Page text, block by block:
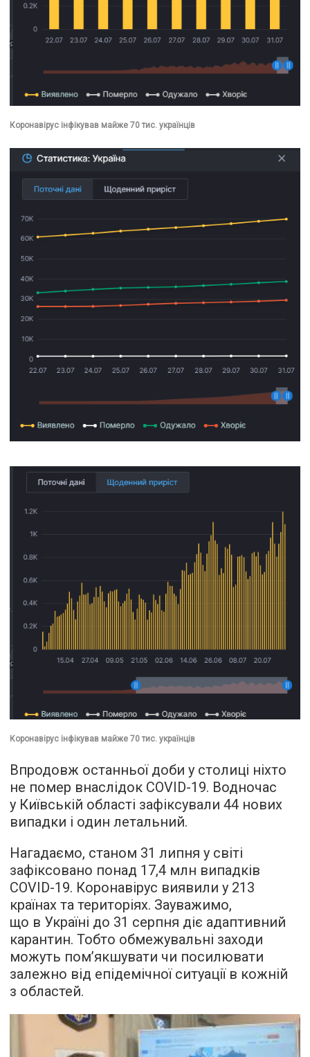
Коронавірус інфікував майже 70 тис. українців
Коронавірус інфікував майже 70 тис. українців
Впродовж останньої доби у столиці ніхто
не помер внаслідок COVID-19. Водночас
у Київській області зафіксували 44 нових
випадки і один летальний.
Нагадаємо, станом 31 липня у світі
зафіксовано понад 17,4 млн випадків
COVID-19. Коронавірус виявили у 213
країнах та територіях. Зауважимо,
що в Україні до 31 серпня діє адаптивний
карантин. Тобто обмежувальні заходи
можуть пом’якшувати чи посилювати
залежно від епідемічної ситуації в кожній
з областей.